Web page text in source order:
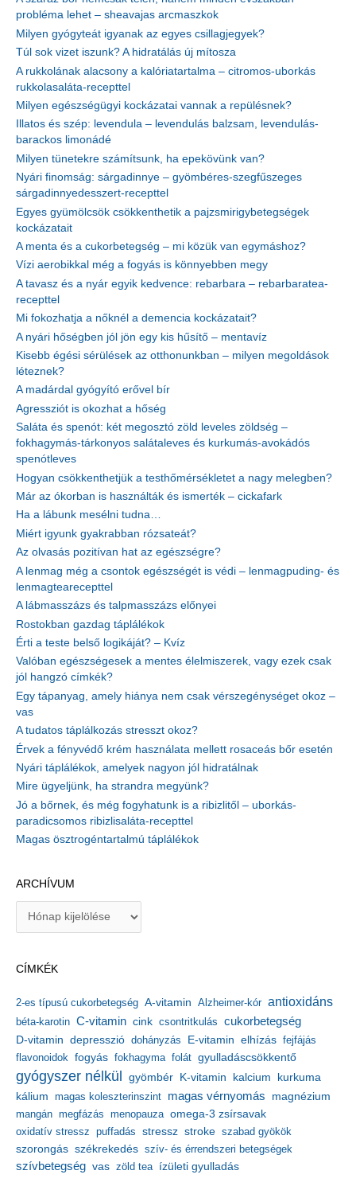
probléma lehet – sheavajas arcmaszkok
Milyen gyógyteát igyanak az egyes csillagjegyek?
Túl sok vizet iszunk? A hidratálás új mítosza
A rukkolának alacsony a kalóriatartalma – citromos-uborkás
rukkolasaláta-recepttel
Milyen egészségügyi kockázatai vannak a repülésnek?
Illatos és szép: levendula – levendulás balzsam, levendulás-
barackos limonádé
Milyen tünetekre számítsunk, ha epekövünk van?
Nyári finomság: sárgadinnye – gyömbéres-szegfűszeges
sárgadinnyedesszert-recepttel
Egyes gyümölcsök csökkenthetik a pajzsmirigybetegségek
kockázatait
A menta és a cukorbetegség – mi közük van egymáshoz?
Vízi aerobikkal még a fogyás is könnyebben megy
A tavasz és a nyár egyik kedvence: rebarbara – rebarbaratea-
recepttel
Mi fokozhatja a nőknél a demencia kockázatait?
A nyári hőségben jól jön egy kis hűsítő – mentavíz
Kisebb égési sérülések az otthonunkban – milyen megoldások
léteznek?
A madárdal gyógyító erővel bír
Agressziót is okozhat a hőség
Saláta és spenót: két megosztó zöld leveles zöldség –
fokhagymás-tárkonyos salátaleves és kurkumás-avokádós
spenótleves
Hogyan csökkenthetjük a testhőmérsékletet a nagy melegben?
Már az ókorban is használták és ismerték – cickafark
Ha a lábunk mesélni tudna…
Miért igyunk gyakrabban rózsateát?
Az olvasás pozitívan hat az egészségre?
A lenmag még a csontok egészségét is védi – lenmagpuding- és
lenmagtearecepttel
A lábmasszázs és talpmasszázs előnyei
Rostokban gazdag táplálékok
Érti a teste belső logikáját? – Kvíz
Valóban egészségesek a mentes élelmiszerek, vagy ezek csak
jól hangzó címkék?
Egy tápanyag, amely hiánya nem csak vérszegénységet okoz –
vas
A tudatos táplálkozás stresszt okoz?
Érvek a fényvédő krém használata mellett rosaceás bőr esetén
Nyári táplálékok, amelyek nagyon jól hidratálnak
Mire ügyeljünk, ha strandra megyünk?
Jó a bőrnek, és még fogyhatunk is a ribizlitől – uborkás-
paradicsomos ribizlisaláta-recepttel
Magas ösztrogéntartalmú táplálékok
ARCHÍVUM
í
u
m
CÍMKÉK
2-es típusú cukorbetegség A-vitamin Alzheimer-kór antioxidáns
béta-karotin C-vitamin cink csontritkulás cukorbetegség
D-vitamin depresszió dohányzás E-vitamin elhízás fejfájás
flavonoidok fogyás fokhagyma folát gyulladáscsökkentő
gyógyszer nélkül gyömbér K-vitamin kalcium kurkuma
kálium magas koleszterinszint magas vérnyomás magnézium
mangán megfázás menopauza omega-3 zsírsavak
oxidatív stressz puffadás stressz stroke szabad gyökök
szorongás székrekedés szív- és érrendszeri betegségek
szívbetegség vas zöld tea ízületi gyulladás